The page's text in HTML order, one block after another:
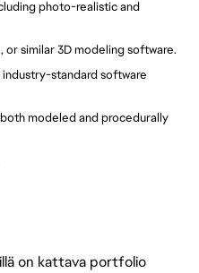
photo-realistic and
or similar 3D modeling software.
standard software
modeled and procedurally
on kattava portfolio